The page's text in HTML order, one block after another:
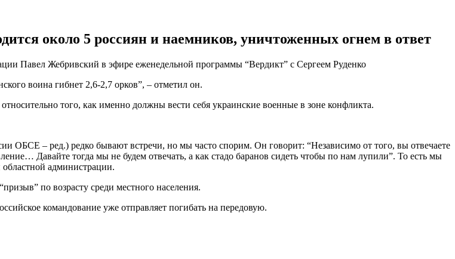
около 5 россиян и наемников, уничтоженных огнем в ответ
Павел Жебривский в эфире еженедельной программы “Вердикт” с Сергеем Руденко
воина гибнет 2,6-2,7 орков”, – отметил он.
того, как именно должны вести себя украинские военные в зоне конфликта.
ОБСЕ – ред.) редко бывают встречи, но мы часто спорим. Он говорит: “Независимо от того, вы отвечаете
Давайте тогда мы не будем отвечать, а как стадо баранов сидеть чтобы по нам лупили”. То есть мы
администрации.
по возрасту среди местного населения.
командование уже отправляет погибать на передовую.